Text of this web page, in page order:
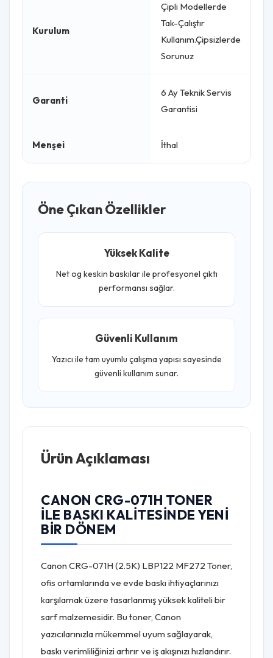
Kurulum
Çipli Modellerde
Tak-Çalıştır
Kullanım.Çipsizlerde
Sorunuz
Garanti
6 Ay Teknik Servis
Garantisi
Menşei İthal
Öne Çıkan Özellikler
Yüksek Kalite
Net og keskin baskılar ile profesyonel çıktı
performansı sağlar.
Güvenli Kullanım
Yazıcı ile tam uyumlu çalışma yapısı sayesinde
güvenli kullanım sunar.
Ürün Açıklaması
CANON CRG-071H TONER
ILE BASKI KALITESINDE YENI
BIR DÖNEM
Canon CRG-071H (2.5K) LBP122 MF272 Toner,
ofis ortamlarında ve evde baskı ihtiyaçlarınızı
karşılamak üzere tasarlanmış yüksek kaliteli bir
sarf malzemesidir. Bu toner, Canon
yazıcılarınızla mükemmel uyum sağlayarak,
baskı verimliliğinizi artırır ve iş akışınızı hızlandırır.